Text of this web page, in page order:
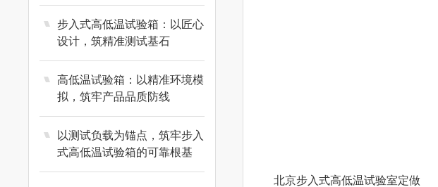
步入式高低温试验箱：以匠心
设计，筑精准测试基石
高低温试验箱：以精准环境模
拟，筑牢产品品质防线
以测试负载为锚点，筑牢步入
式高低温试验箱的可靠根基
北京步入式高低温试验室定做